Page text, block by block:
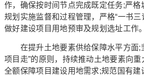
作，确保按时间节点完成既定任务;严格
规划实施监督和过程管理，严格“一书三
做好建设项目用地预审及规划选址工作。
在提升土地要素供给保障水平方面;
项目走”的原则，持续推动土地要素向重
全额保障项目建设用地需求;规范国有建